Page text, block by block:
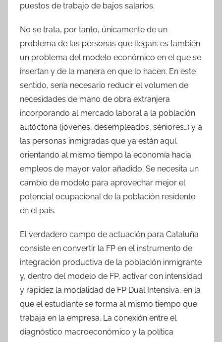
puestos de trabajo de bajos salarios.
No se trata, por tanto, únicamente de un
problema de las personas que llegan: es también
un problema del modelo económico en el que se
insertan y de la manera en que lo hacen. En este
sentido, sería necesario reducir el volumen de
necesidades de mano de obra extranjera
incorporando al mercado laboral a la población
autóctona (jóvenes, desempleados, séniores…) y a
las personas inmigradas que ya están aquí,
orientando al mismo tiempo la economía hacia
empleos de mayor valor añadido. Se necesita un
cambio de modelo para aprovechar mejor el
potencial ocupacional de la población residente
en el país.
El verdadero campo de actuación para Cataluña
consiste en convertir la FP en el instrumento de
integración productiva de la población inmigrante
y, dentro del modelo de FP, activar con intensidad
y rapidez la modalidad de FP Dual Intensiva, en la
que el estudiante se forma al mismo tiempo que
trabaja en la empresa. La conexión entre el
diagnóstico macroeconómico y la política